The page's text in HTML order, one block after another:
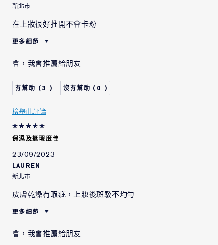
新北市
在上妝很好推開不會卡粉
更多細節
肌膚問題
整體的膚色
會，我會推薦給朋友
3 0
檢舉此評論
保濕及遮瑕度佳
23/09/2023
LAUREN
新北市
皮膚乾燥有瑕疵，上妝後斑駁不均勻
更多細節
肌膚問題
其他
會，我會推薦給朋友